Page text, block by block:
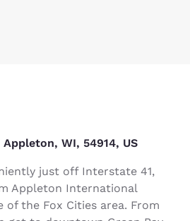
WI, 54914, US
just off Interstate 41,
Appleton International
the Fox Cities area. From